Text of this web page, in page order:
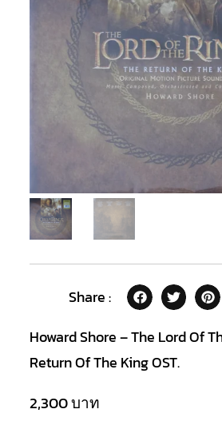
Share :
Howard Shore – The Lord Of
Return Of The King OST.
2,300บาท